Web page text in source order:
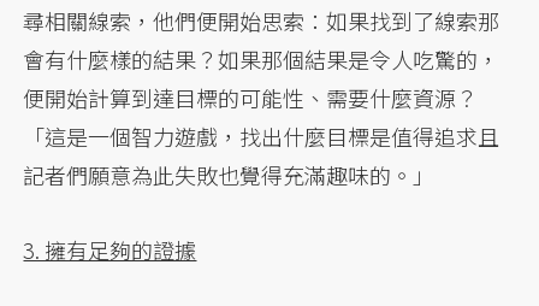
尋相關線索，他們便開始思索：如果找到了線索那
會有什麼樣的結果？如果那個結果是令人吃驚的，
便開始計算到達目標的可能性、需要什麼資源？
「這是一個智力遊戲，找出什麼目標是值得追求且
記者們願意為此失敗也覺得充滿趣味的。」
3. 擁有足夠的證據